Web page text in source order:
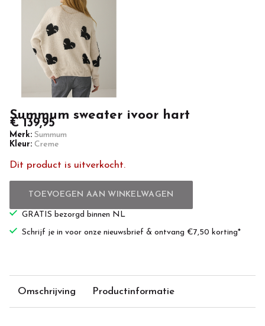
Summum sweater ivoor hart
€ 139,95
Merk: Summum
Kleur: Creme
Dit product is uitverkocht.
TOEVOEGEN AAN WINKELWAGEN
GRATIS bezorgd binnen NL
Schrijf je in voor onze nieuwsbrief & ontvang €7,50 korting*
Omschrijving Productinformatie